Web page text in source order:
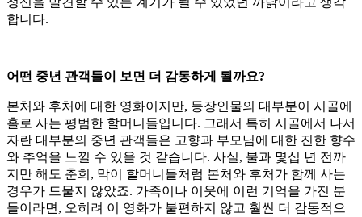
합니다.
어떤 중년 관객들이 보면 더 감동하게 될까요?
본처와 후처에 대한 영화이지만, 등장인물의 대부분이 시골에
홀로 사는 평범한 할머니들입니다. 그래서 특히 시골에서 나서
자란 대부분의 중년 관객들은 고향과 부모님에 대한 진한 향수
와 추억을 느낄 수 있을 것 같습니다. 사실, 불과 몇십 년 전까
지만 해도 춘희, 막이 할머니들처럼 본처와 후처가 함께 사는
경우가 드물지 않았죠. 가족이나 이웃에 이런 기억을 가진 분
들이라면, 오히려 이 영화가 불편하지 않고 훨씬 더 감동적으